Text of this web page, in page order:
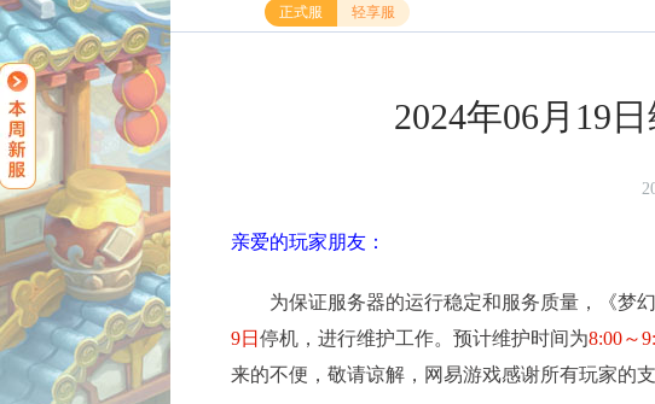
正式服 轻享服
2024年06月19
亲爱的玩家朋友：
为保证服务器的运行稳定和服务质量，《梦
9日 停机，进行维护工作。预计维护时间为8:00～
来的不便，敬请谅解，网易游戏感谢所有玩家的支